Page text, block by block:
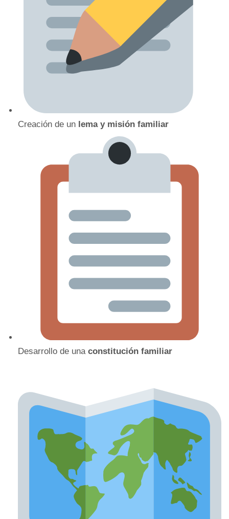
Creación de un lema y misión familiar
Desarrollo de una constitución familiar